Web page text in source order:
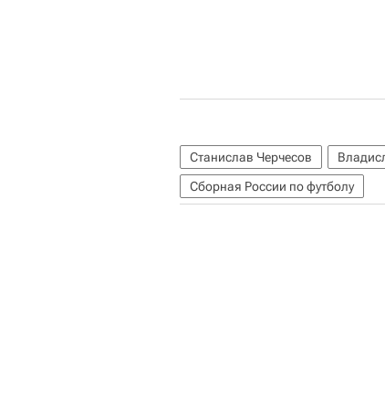
Станислав Черчесов
Сборная России по футболу